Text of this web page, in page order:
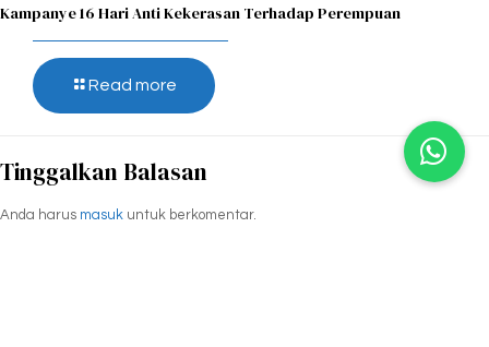
Kampanye 16 Hari Anti Kekerasan Terhadap Perempuan
Read more
Tinggalkan Balasan
Anda harus masuk untuk berkomentar.